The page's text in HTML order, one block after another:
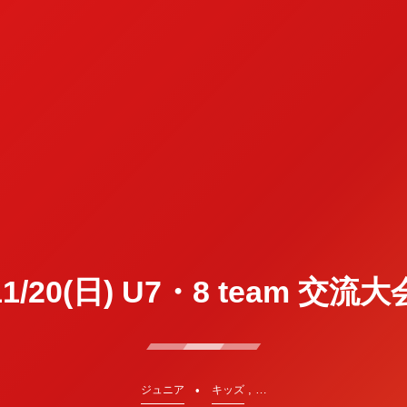
20(日) U7・8 team 交流大
ジュニア キッズ, …